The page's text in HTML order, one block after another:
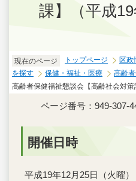
課】（平成19
現在のページ トップページ 区政
を探す
保健・福祉・医療 高齢
高齢者保健福祉懇談会【高齢社会対策
ページ番号：949-307-
開催日時
平成19年12月25日（火曜